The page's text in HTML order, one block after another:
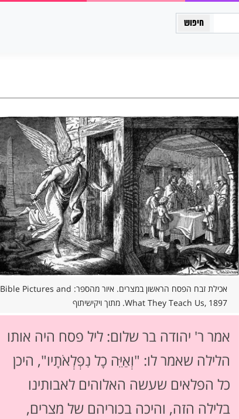
אכילת זבח הפסח הראשון במצרים. איור מהספר: Bible Pictures and
What They Teach Us, 1897. מתוך ויקישיתוף
אמר ר' יהודה בר שלום: ליל פסח היה אותו
הלילה שאמר לו: "וְאַיֵּה כָל נִפְלְאֹתָיו", היכן
כל הפלאים שעשה האלוהים לאבותינו
בלילה הזה, והיכה בכוריהם של מצרים,